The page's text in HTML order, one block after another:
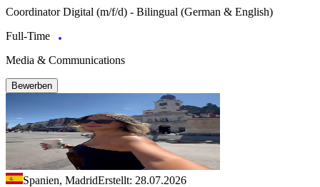
Coordinator Digital (m/f/d) - Bilingual (German & English)
Full-Time
Media & Communications
Bewerben
Spanien, MadridErstellt: 28.07.2026